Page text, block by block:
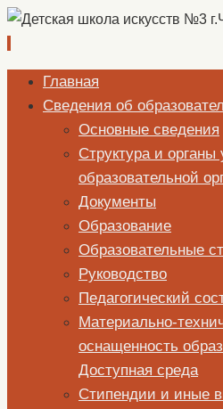
Перейти
содержимому
Главная
Сведения об
Основные сведения
Структура и органы
образовательной
Документы
Образование
Образовательные
Руководство
Педагогический
Материально-
оснащенность
Доступная среда
Стипендии и иные